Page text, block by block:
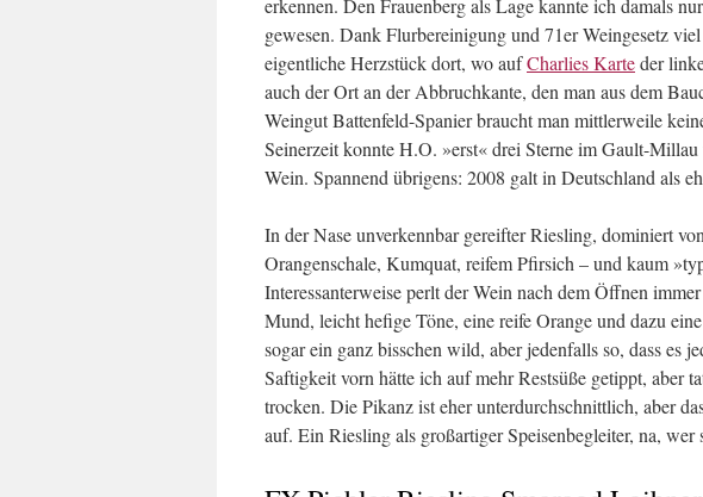
erkennen. Den Frauenberg als Lage kannte ich damals
gewesen. Dank Flurbereinigung und 71er Weingesetz
eigentliche Herzstück dort, wo aufCharlies Karteder
auch der Ort an der Abbruchkante, den man aus dem
Weingut Battenfeld-Spanier braucht man mittlerweile
Seinerzeit konnte H.O. »erst« drei Sterne im Gault-
Wein. Spannend übrigens: 2008 galt in Deutschland als
In der Nase unverkennbar gereifter Riesling, dominiert
Orangenschale, Kumquat, reifem Pfirsich – und kaum
Interessanterweise perlt der Wein nach dem Öffnen
Mund, leicht hefige Töne, eine reife Orange und dazu
sogar ein ganz bisschen wild, aber jedenfalls so, dass es
Saftigkeit vorn hätte ich auf mehr Restsüße getippt, aber
trocken. Die Pikanz ist eher unterdurchschnittlich, aber
auf. Ein Riesling als großartiger Speisenbegleiter, na, wer